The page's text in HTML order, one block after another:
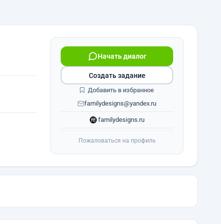
Начать диалог
familydesigns@yandex.ru
familydesigns.ru
Создать задание
Добавить в избранное
Пожаловаться на профиль